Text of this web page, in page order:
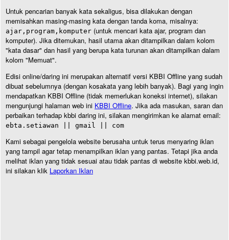
Untuk pencarian banyak kata sekaligus, bisa dilakukan dengan
memisahkan masing-masing kata dengan tanda koma, misalnya:
ajar,program,komputer (untuk mencari kata ajar, program dan
komputer). Jika ditemukan, hasil utama akan ditampilkan dalam kolom
"kata dasar" dan hasil yang berupa kata turunan akan ditampilkan dalam
kolom "Memuat".
Edisi online/daring ini merupakan alternatif versi KBBI Offline yang sudah
dibuat sebelumnya (dengan kosakata yang lebih banyak). Bagi yang ingin
mendapatkan KBBI Offline (tidak memerlukan koneksi internet), silakan
mengunjungi halaman web ini KBBI Offline. Jika ada masukan, saran dan
perbaikan terhadap kbbi daring ini, silakan mengirimkan ke alamat email:
ebta.setiawan || gmail || com
Kami sebagai pengelola website berusaha untuk terus menyaring iklan
yang tampil agar tetap menampilkan iklan yang pantas. Tetapi jika anda
melihat iklan yang tidak sesuai atau tidak pantas di website kbbi.web.id,
ini silakan klik Laporkan Iklan